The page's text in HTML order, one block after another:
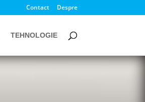
Contact Despre
TEHNOLOGIE